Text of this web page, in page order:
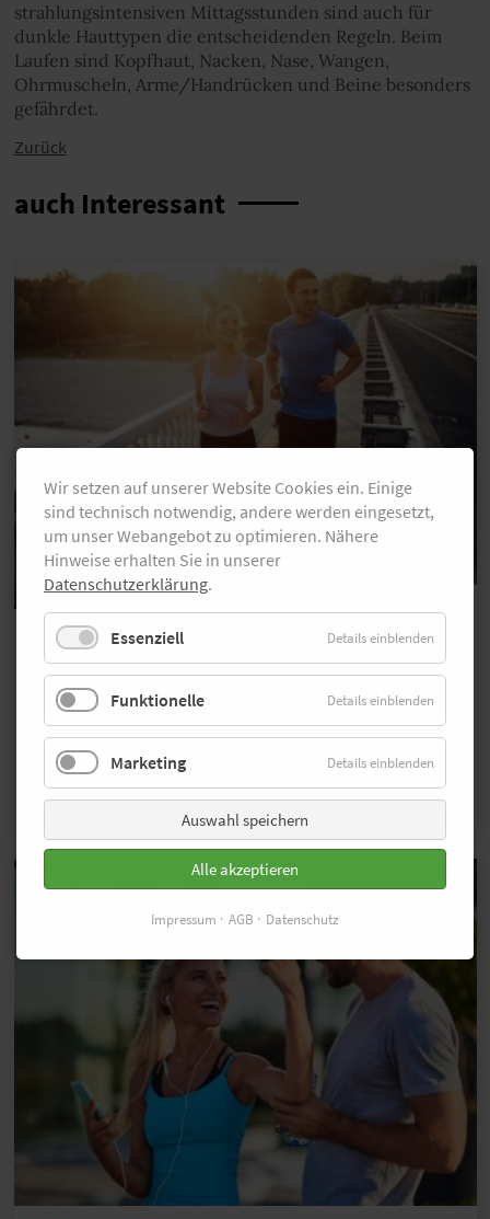
strahlungsintensiven Mittagsstunden sind auch für
dunkle Hauttypen die entscheidenden Regeln. Beim
Laufen sind Kopfhaut, Nacken, Nase, Wangen,
Ohrmuscheln, Arme/Handrücken und Beine besonders
gefährdet.
Zurück
auch Interessant
Wichtiger Mineralstoff
Warum Magnesium dein
Taktgeber zwischen Nerv und
Muskel ist
Magnesium hält die Kommunikation zwischen Nerv und
Muskel am Laufen. Warum das für Koordination, Laufstil
und Laufökonomie wichtig ist, erfährst du hier.…MEHR
Wir setzen auf unserer Website Cookies ein. Einige
sind technisch notwendig, andere werden eingesetzt,
um unser Webangebot zu optimieren. Nähere
Hinweise erhalten Sie in unserer
Datenschutzerklärung.
Essenziell Details einblenden
Funktionelle Details einblenden
Marketing Details einblenden
Auswahl speichern
Alle akzeptieren
Impressum AGB Datenschutz